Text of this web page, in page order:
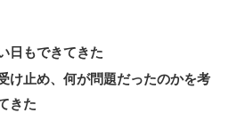
日もできてきた
け止め、何が問題だったのかを考
きた